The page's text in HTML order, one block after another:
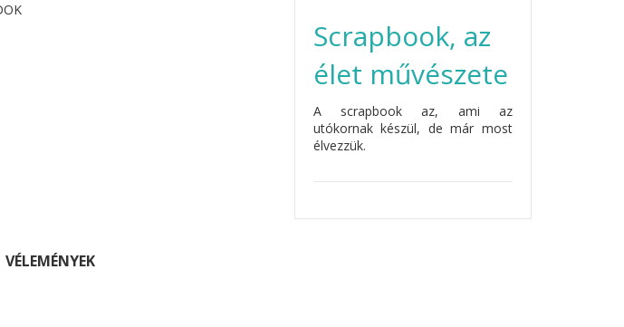
Scrapbook, az
élet művészete
A scrapbook az, ami az
utókornak készül, de már most
élvezzük.
VÉLEMÉNYEK